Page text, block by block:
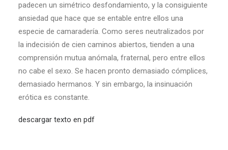
padecen un simétrico desfondamiento, y la consiguiente
ansiedad que hace que se entable entre ellos una
especie de camaradería. Como seres neutralizados por
la indecisión de cien caminos abiertos, tienden a una
comprensión mutua anómala, fraternal, pero entre ellos
no cabe el sexo. Se hacen pronto demasiado cómplices,
demasiado hermanos. Y sin embargo, la insinuación
erótica es constante.
descargar texto en pdf